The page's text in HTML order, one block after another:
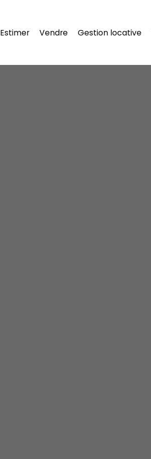
Estimer Vendre Gestion locative